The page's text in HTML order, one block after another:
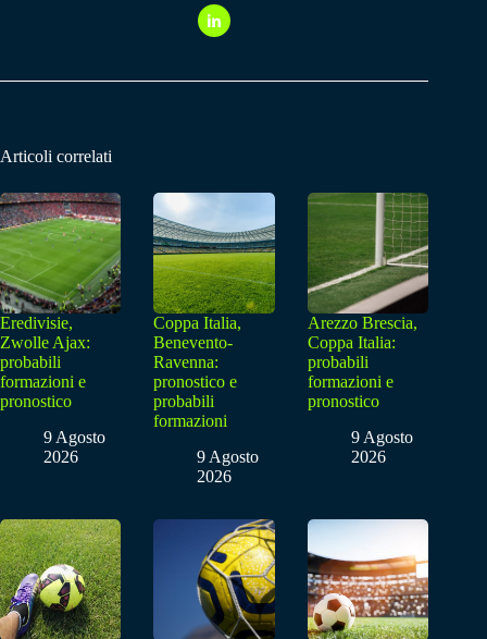
Articoli correlati
Eredivisie,
Zwolle Ajax:
probabili
formazioni e
pronostico
9 Agosto
2026
Coppa Italia,
Benevento-
Ravenna:
pronostico e
probabili
formazioni
9 Agosto
2026
Arezzo Brescia,
Coppa Italia:
probabili
formazioni e
pronostico
9 Agosto
2026